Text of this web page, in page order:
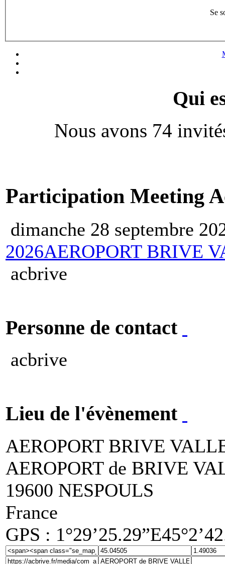
Se
Qui
Nous avons 74
Participation Meeting
dimanche 28 septembre
2026AEROPORT BRIVE
acbrive
Personne de contact
acbrive
Lieu de l'évènement
AEROPORT BRIVE
AEROPORT de BRIVE
19600 NESPOULS
France
GPS :